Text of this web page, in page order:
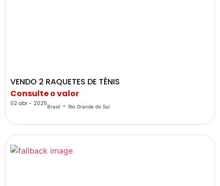
VENDO 2 RAQUETES DE TÊNIS
Consulte o valor
02 abr - 2025Brasil - Rio Grande do Sul